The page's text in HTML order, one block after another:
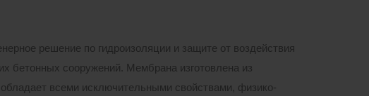
решение по гидроизоляции и защите от воздействия
бетонных сооружений. Мембрана изготовлена из
всеми исключительными свойствами, физико-